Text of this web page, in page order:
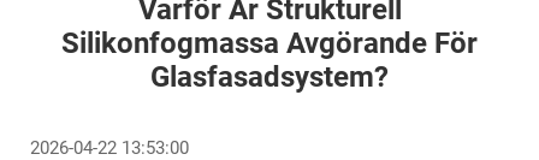
Varför Är Strukturell
Silikonfogmassa Avgörande För
Glasfasadsystem?
2026-04-22 13:53:00